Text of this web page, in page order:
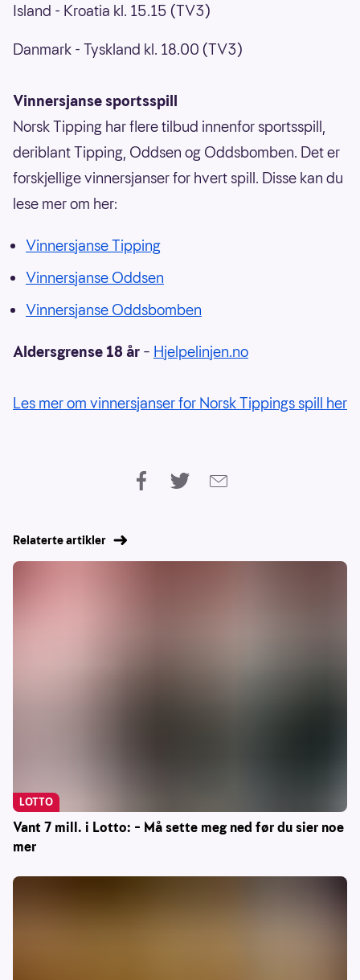
Island - Kroatia kl. 15.15 (TV3)
Danmark - Tyskland kl. 18.00 (TV3)
Vinnersjanse sportsspill
Norsk Tipping har flere tilbud innenfor sportsspill,
deriblant Tipping, Oddsen og Oddsbomben. Det er
forskjellige vinnersjanser for hvert spill. Disse kan du
lese mer om her:
Vinnersjanse Tipping
Vinnersjanse Oddsen
Vinnersjanse Oddsbomben
Aldersgrense 18 år – Hjelpelinjen.no
Les mer om vinnersjanser for Norsk Tippings spill her
Relaterte artikler
Vant 7 mill. i Lotto: – Må sette meg ned før du sier noe
mer
LOTTO